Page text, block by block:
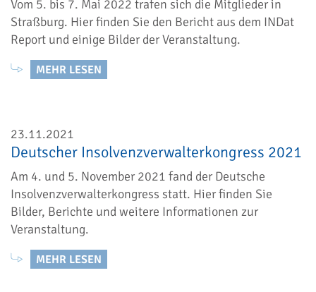
Vom 5. bis 7. Mai 2022 trafen sich die Mitglieder in
Straßburg. Hier finden Sie den Bericht aus dem INDat
Report und einige Bilder der Veranstaltung.
MEHR LESEN
23.11.2021
Deutscher Insolvenzverwalterkongress 2021
Am 4. und 5. November 2021 fand der Deutsche
Insolvenzverwalterkongress statt. Hier finden Sie
Bilder, Berichte und weitere Informationen zur
Veranstaltung.
MEHR LESEN